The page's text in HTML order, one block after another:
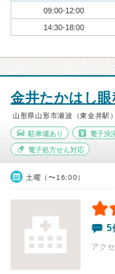
09:00-12:00
14:30-18:00
金井たかはし眼
山形県山形市瀬波（東金井駅）
駐車場あり 電子決
電子処方せん対応
土曜（〜16:00）
5
アク